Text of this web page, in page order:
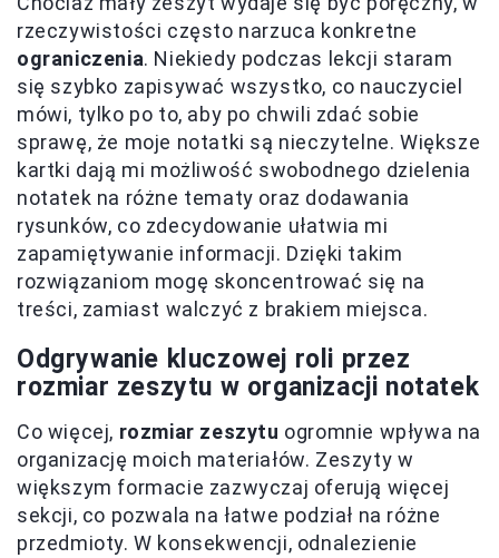
rzeczywistości często narzuca konkretne
ograniczenia. Niekiedy podczas lekcji staram
się szybko zapisywać wszystko, co nauczyciel
mówi, tylko po to, aby po chwili zdać sobie
sprawę, że moje notatki są nieczytelne. Większe
kartki dają mi możliwość swobodnego dzielenia
notatek na różne tematy oraz dodawania
rysunków, co zdecydowanie ułatwia mi
zapamiętywanie informacji. Dzięki takim
rozwiązaniom mogę skoncentrować się na
treści, zamiast walczyć z brakiem miejsca.
Odgrywanie kluczowej roli przez
rozmiar zeszytu w organizacji notatek
Co więcej, rozmiar zeszytu ogromnie wpływa na
organizację moich materiałów. Zeszyty w
większym formacie zazwyczaj oferują więcej
sekcji, co pozwala na łatwe podział na różne
przedmioty. W konsekwencji, odnalezienie